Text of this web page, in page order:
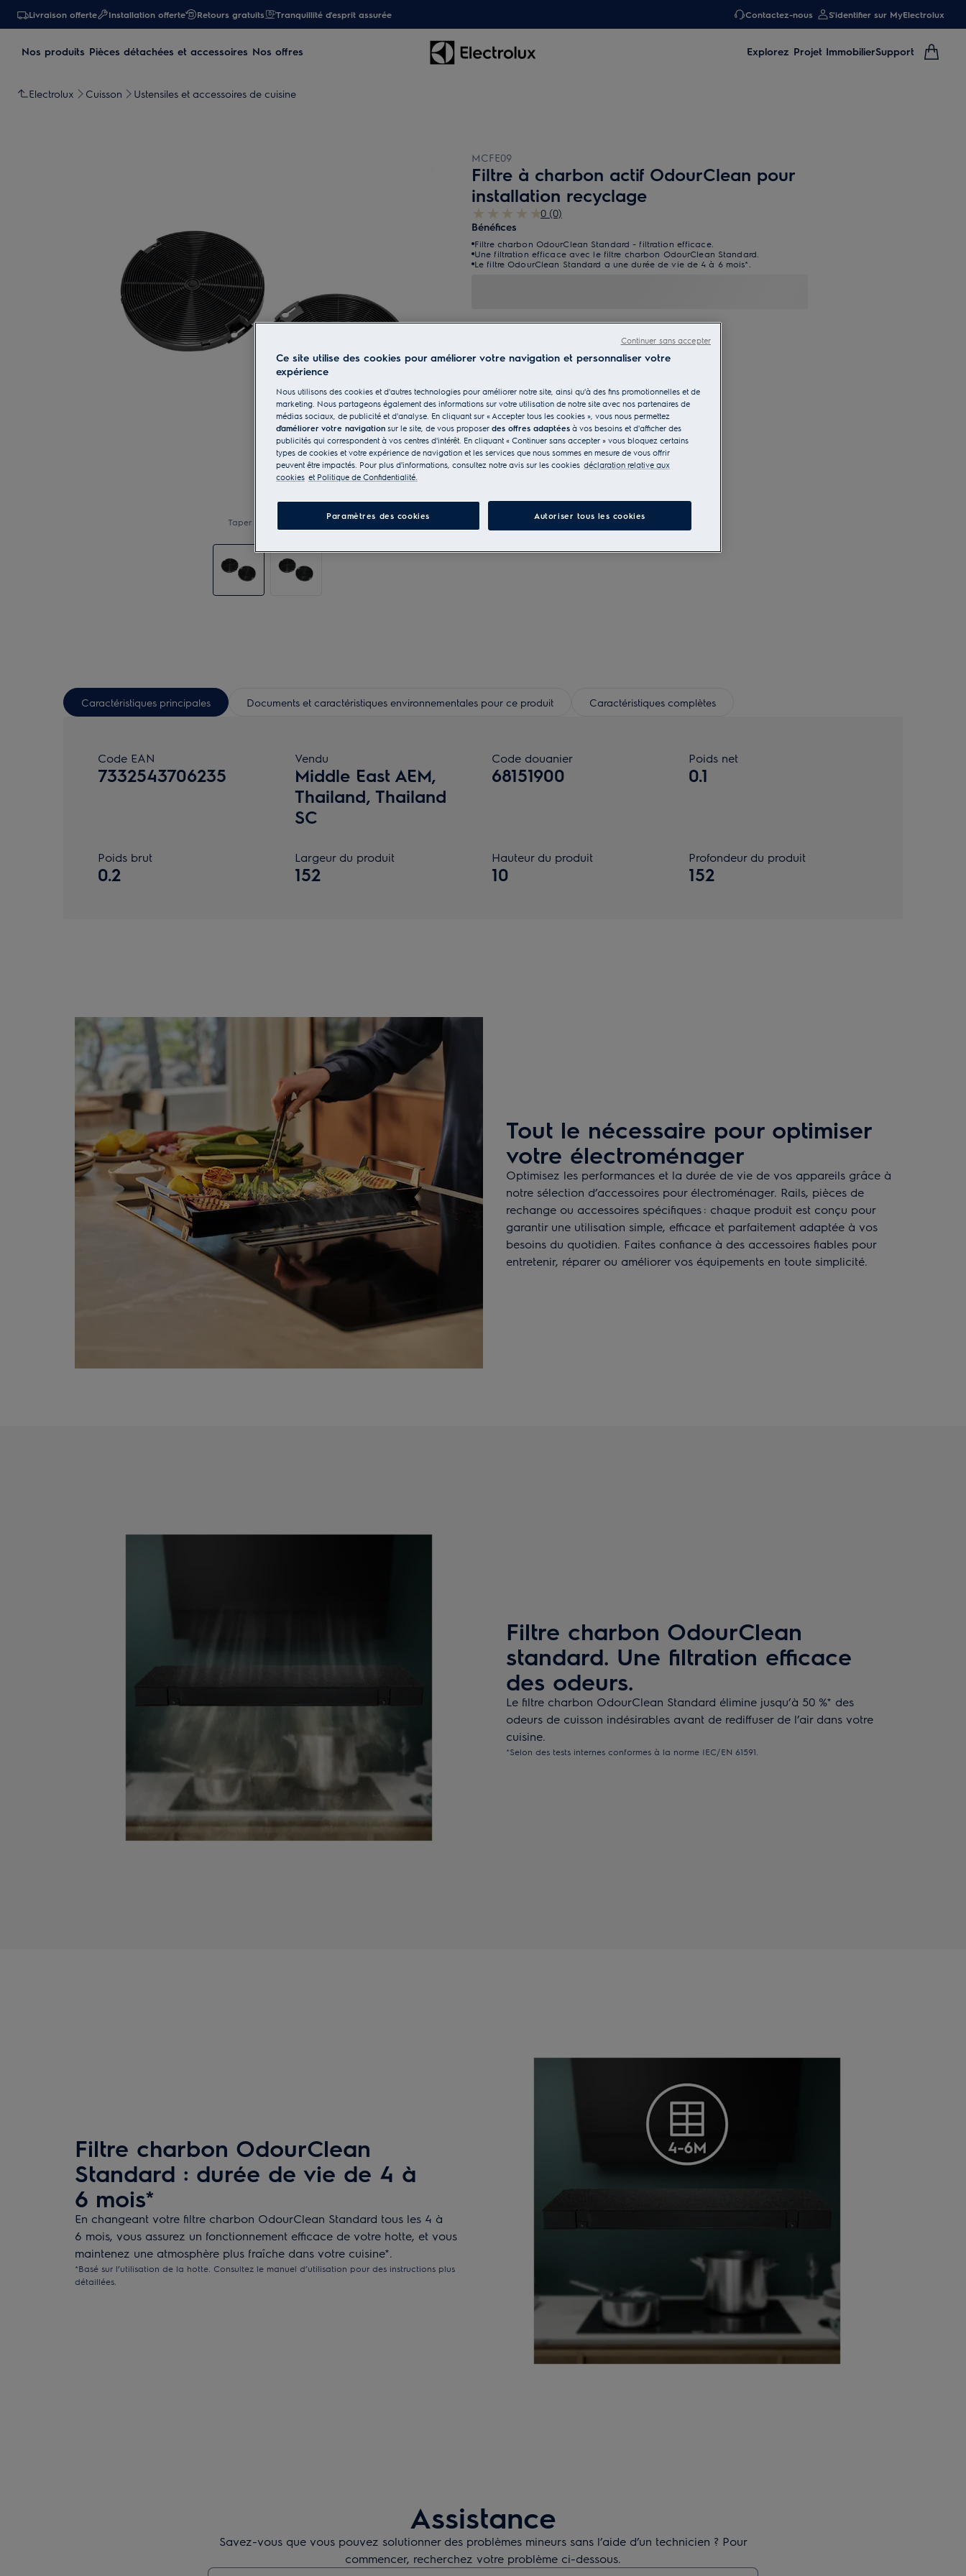
Livraison offerte Installation offerte Retours gratuits Tranquillité d'esprit assurée Contactez-nous S'identifier sur MyElectrolux
Nos produits Pièces détachées et accessoires Nos offres Explorez Projet ImmobilierSupport
Electrolux Cuisson Ustensiles et accessoires de cuisine
Taper pour zoomer
MCFE09
Filtre à charbon actif OdourClean pour
installation recyclage
0 (0)
Bénéfices
Filtre charbon OdourClean Standard - filtration efficace.
Une filtration efficace avec le filtre charbon OdourClean Standard.
Le filtre OdourClean Standard a une durée de vie de 4 à 6 mois*.
Caractéristiques principales Documents et caractéristiques environnementales pour ce produit Caractéristiques complètes
Code EAN
7332543706235
Vendu
Middle East AEM,
Thailand, Thailand
SC
Code douanier
68151900
Poids net
0.1
Poids brut
0.2
Largeur du produit
152
Hauteur du produit
10
Profondeur du produit
152
Tout le nécessaire pour optimiser
votre électroménager
Optimisez les performances et la durée de vie de vos appareils grâce à
notre sélection d’accessoires pour électroménager. Rails, pièces de
rechange ou accessoires spécifiques : chaque produit est conçu pour
garantir une utilisation simple, efficace et parfaitement adaptée à vos
besoins du quotidien. Faites confiance à des accessoires fiables pour
entretenir, réparer ou améliorer vos équipements en toute simplicité.
Filtre charbon OdourClean
standard. Une filtration efficace
des odeurs.
Le filtre charbon OdourClean Standard élimine jusqu’à 50 %* des
odeurs de cuisson indésirables avant de rediffuser de l’air dans votre
cuisine.
*Selon des tests internes conformes à la norme IEC/EN 61591.
Filtre charbon OdourClean
Standard : durée de vie de 4 à
6 mois*
En changeant votre filtre charbon OdourClean Standard tous les 4 à
6 mois, vous assurez un fonctionnement efficace de votre hotte, et vous
maintenez une atmosphère plus fraîche dans votre cuisine*.
*Basé sur l’utilisation de la hotte. Consultez le manuel d’utilisation pour des instructions plus
détaillées.
Assistance
Savez-vous que vous pouvez solutionner des problèmes mineurs sans l’aide d’un technicien ? Pour
commencer, recherchez votre problème ci-dessous.
Ce site utilise des cookies pour améliorer votre navigation et personnaliser votre
expérience
Nous utilisons des cookies et d'autres technologies pour améliorer notre site, ainsi qu'à des fins promotionnelles et de
marketing. Nous partageons également des informations sur votre utilisation de notre site avec nos partenaires de
médias sociaux, de publicité et d'analyse. En cliquant sur « Accepter tous les cookies », vous nous permettez
d'améliorer votre navigation sur le site, de vous proposer des offres adaptées à vos besoins et d'afficher des
publicités qui correspondent à vos centres d'intérêt. En cliquant « Continuer sans accepter » vous bloquez certains
types de cookies et votre expérience de navigation et les services que nous sommes en mesure de vous offrir
peuvent être impactés. Pour plus d'informations, consultez notre avis sur les cookies déclaration relative aux
cookies et Politique de Confidentialité.
Paramètres des cookies Autoriser tous les cookies
Continuer sans accepter